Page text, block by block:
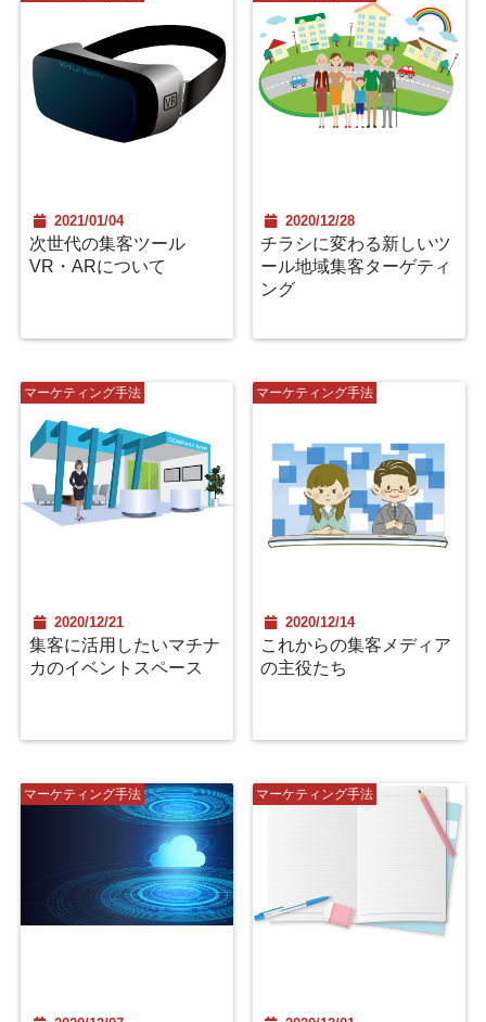
2021/01/04
次世代の集客ツール
VR・ARについて
2020/12/28
チラシに変わる新しいツ
ール地域集客ターゲティ
ング
マーケティング手法
2020/12/21
集客に活用したいマチナ
カのイベントスペース
マーケティング手法
2020/12/14
これからの集客メディア
の主役たち
マーケティング手法 マーケティング手法